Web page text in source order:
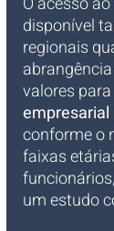
disponível
regionais
valores
empresarial
conforme o
faixas
um estudo